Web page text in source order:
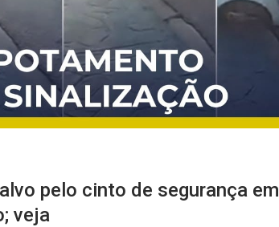
pelo cinto de segurança em
veja